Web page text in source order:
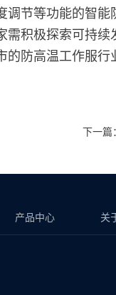
节等功能的智
积极探索可持
防高温工作服
下一篇
产品中心 关